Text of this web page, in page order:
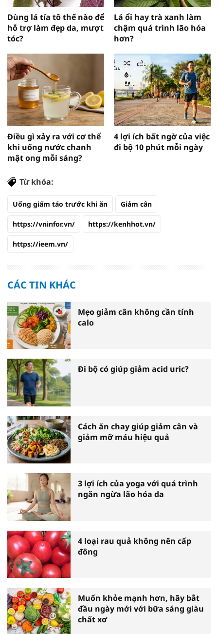
Dùng lá tía tô thế nào để
hỗ trợ làm đẹp da, mượt
tóc?
Lá ổi hay trà xanh làm
chậm quá trình lão hóa
hơn?
Điều gì xảy ra với cơ thể
khi uống nước chanh
mật ong mỗi sáng?
4 lợi ích bất ngờ của việc
đi bộ 10 phút mỗi ngày
Từ khóa:
Uống giấm táo trước khi ăn Giảm cân
https://vninfor.vn/ https://kenhhot.vn/
https://ieem.vn/
CÁC TIN KHÁC
Mẹo giảm cân không cần tính
calo
Đi bộ có giúp giảm acid uric?
Cách ăn chay giúp giảm cân và
giảm mỡ máu hiệu quả
3 lợi ích của yoga với quá trình
ngăn ngừa lão hóa da
4 loại rau quả không nên cấp
đông
Muốn khỏe mạnh hơn, hãy bắt
đầu ngày mới với bữa sáng giàu
chất xơ